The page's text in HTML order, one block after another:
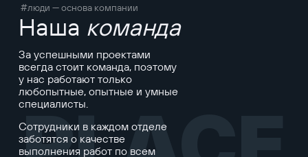
#люди — основа компании
Наша команда
За успешными проектами
всегда стоит команда, поэтому
у нас работают только
любопытные, опытные и умные
специалисты.
Сотрудники в каждом отделе
заботятся о качестве
выполнения работ по всем